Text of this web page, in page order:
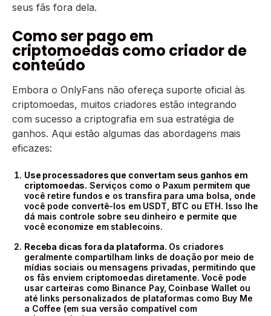
seus fãs fora dela.
Como ser pago em
criptomoedas como criador de
conteúdo
Embora o OnlyFans não ofereça suporte oficial às
criptomoedas, muitos criadores estão integrando
com sucesso a criptografia em sua estratégia de
ganhos. Aqui estão algumas das abordagens mais
eficazes:
Use processadores que convertam seus ganhos em
criptomoedas. Serviços como o Paxum permitem que
você retire fundos e os transfira para uma bolsa, onde
você pode convertê-los em USDT, BTC ou ETH. Isso lhe
dá mais controle sobre seu dinheiro e permite que
você economize em stablecoins.
Receba dicas fora da plataforma. Os criadores
geralmente compartilham links de doação por meio de
mídias sociais ou mensagens privadas, permitindo que
os fãs enviem criptomoedas diretamente. Você pode
usar carteiras como Binance Pay, Coinbase Wallet ou
até links personalizados de plataformas como Buy Me
a Coffee (em sua versão compatível com